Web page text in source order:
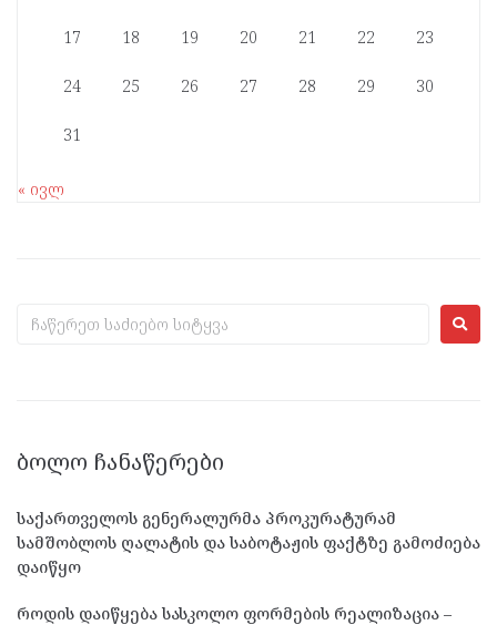
17 18 19 20 21 22 23
24 25 26 27 28 29 30
31
« ივლ
ᲑᲝᲚᲝ ᲩᲐᲜᲐᲬᲔᲠᲔᲑᲘ
საქართველოს გენერალურმა პროკურატურამ
სამშობლოს ღალატის და საბოტაჟის ფაქტზე გამოძიება
დაიწყო
როდის დაიწყება სასკოლო ფორმების რეალიზაცია –